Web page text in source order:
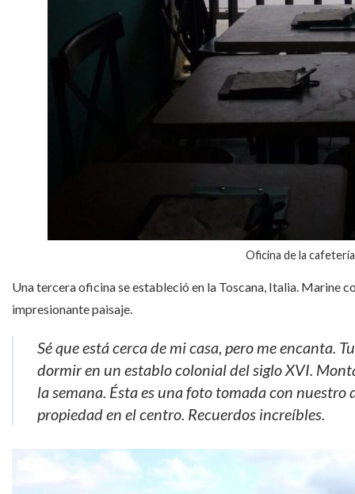
Oficina de la
Una tercera oficina se estableció en la Toscana, Italia. Marine
impresionante paisaje.
Sé que está cerca de mi casa, pero me encanta.
dormir en un establo colonial del siglo XVI.
la semana. Ésta es una foto tomada con
propiedad en el centro. Recuerdos increíbles.